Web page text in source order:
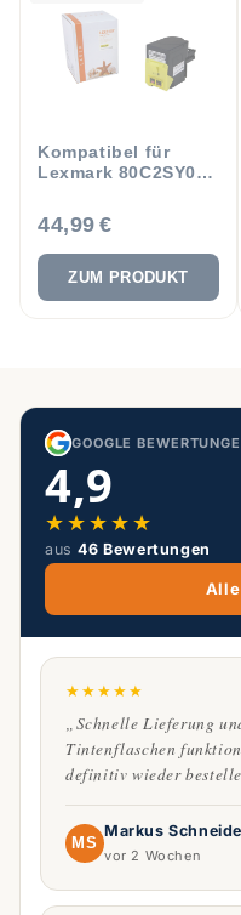
Kompatibel für
Lexmark 80C2SY0 /
44,99 €
ZUM PRODUKT
GOOGLE
4,9
★★★★★
aus46 Bewertungen
★★★★★
„Schnelle Lieferung
Tintenflaschen
definitiv wieder
MS
Markus
vor 2 Wochen